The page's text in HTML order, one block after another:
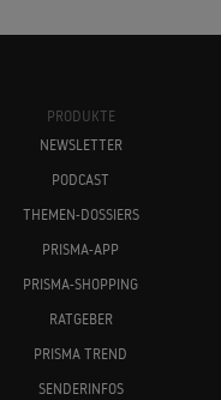
PRODUKTE
NEWSLETTER
PODCAST
THEMEN-DOSSIERS
PRISMA-APP
PRISMA-SHOPPING
RATGEBER
PRISMA TREND
SENDERINFOS